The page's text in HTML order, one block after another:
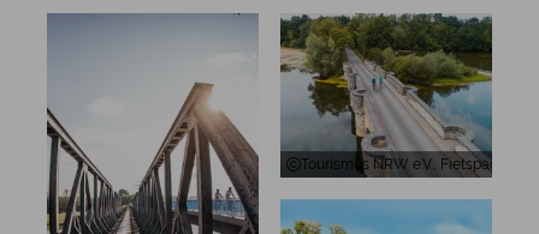
Tourismus NRW e.V., Fietspad op